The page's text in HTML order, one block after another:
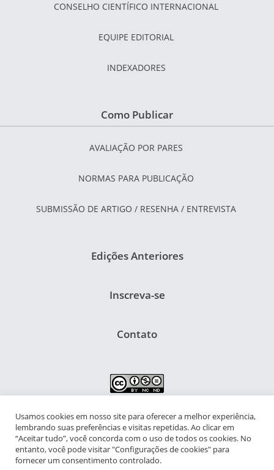
CONSELHO CIENTÍFICO INTERNACIONAL
EQUIPE EDITORIAL
INDEXADORES
Como Publicar
AVALIAÇÃO POR PARES
NORMAS PARA PUBLICAÇÃO
SUBMISSÃO DE ARTIGO / RESENHA / ENTREVISTA
Edições Anteriores
Inscreva-se
Contato
NIPIAC – Núcleo Interdisciplinar de Pesquisa para a Infância e
Adolescência Contemporâneas
Universidade Federal do Rio de Janeiro - Campus da Praia Vermelha
Usamos cookies em nosso site para oferecer a melhor experiência,
lembrando suas preferências e visitas repetidas. Ao clicar em
“Aceitar tudo”, você concorda com o uso de todos os cookies. No
entanto, você pode visitar "Configurações de cookies" para
fornecer um consentimento controlado.